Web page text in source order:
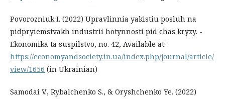
Povorozniuk I. (2022) Upravlinnia yakistiu posluh na
pidpryiemstvakh industrii hotynnosti pid chas kryzy. -
Ekonomika ta suspilstvo, no. 42, Available at:
https://economyandsociety.in.ua/index.php/journal/article/
view/1656 (in Ukrainian)
Samodai V., Rybalchenko S., & Oryshchenko Ye. (2022)